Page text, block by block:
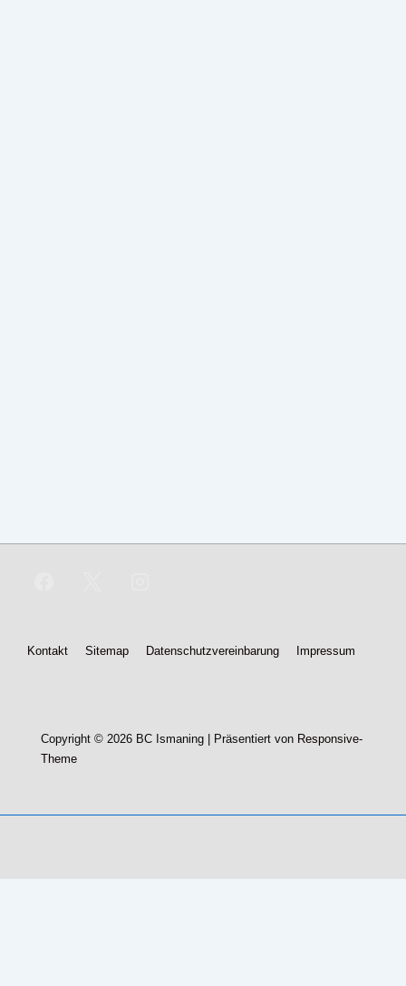
Footer-
Kontakt Sitemap Datenschutzvereinbarung Impressum
Copyright © 2026 BC Ismaning | Präsentiert von Responsive-
Theme